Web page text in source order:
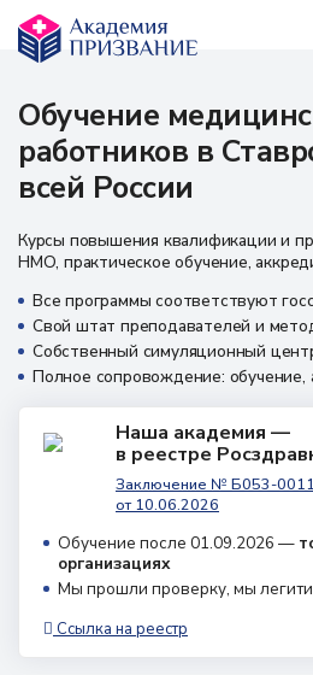
Условия обучения
Бесплатное обучение
Для работодателей
Сведения об образовательной
Новости
Контакты
г. Ставрополь,
проспект Кулакова, 10д
8 (800) 350 9867
amo@24amo.ru
Обучение
работников в
всей России
Курсы повышения квалификации и
НМО, практическое обучение,
Все программы соответствуют
Свой штат преподавателей и
Собственный симуляционный
Полное сопровождение: обучение,
Наша академия —
в реестре
Заключение № Б053-
от 10.06.2026
Обучение после 01.09.2026 —
организациях
Мы прошли проверку, мы
Ссылка на реестр